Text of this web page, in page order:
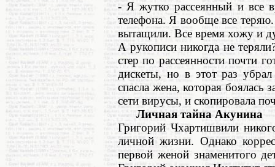
- Я жутко рассеянный и все
телефона. Я вообще все
вытащили. Все время хожу и
А рукописи никогда не
стер по рассеянности почти
дискеты, но в этот раз
спасла жена, которая боялась
сети вирусы, и скопировала
Личная тайна Акунина
Григорий Чхартишвили
личной жизни. Однако
первой женой знаменитого